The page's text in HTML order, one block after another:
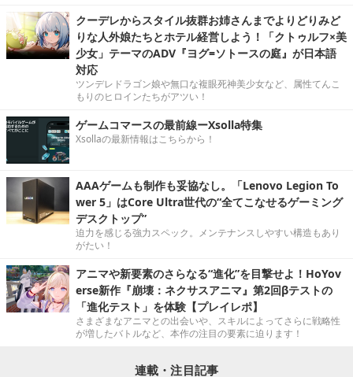
クーデレからスタイル抜群お姉さんまでよりどりみど
りな人外娘たちとホテル経営しよう！「クトゥルフ×美
少女」テーマのADV『ヨグ=ソトースの庭』が日本語
対応
ツンデレドラゴン娘や無口な複眼死神美少女など、属性てんこ
もりのヒロインたちがアツい！
ゲームコマースの最前線ーXsolla特集
Xsollaの最新情報はこちらから！
AAAゲームも制作も妥協なし。「Lenovo Legion To
wer 5」はCore Ultra世代の“全てこなせるゲーミング
デスクトップ”
迫力を感じる強力スペック。メンテナンスしやすい構造もあり
がたい！
アニマや新要素のさらなる“進化”を目撃せよ！HoYov
erse新作『崩壊：ネクサスアニマ』第2回βテストの
「進化テスト」を体験【プレイレポ】
さまざまなアニマとの出会いや、スキルによってさらに戦略性
が増したバトルなど、本作の注目の要素に迫ります！
連載・注目記事